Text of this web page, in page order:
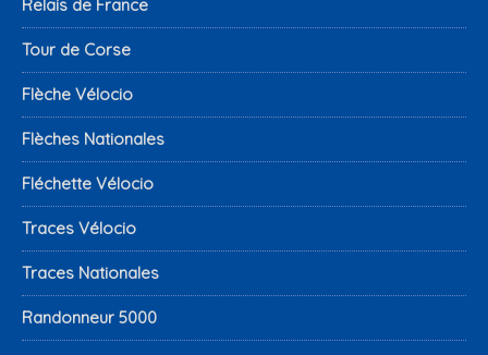
Relais de France
Tour de Corse
Flèche Vélocio
Flèches Nationales
Fléchette Vélocio
Traces Vélocio
Traces Nationales
Randonneur 5000